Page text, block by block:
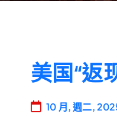
美国“返
10 月, 週二,